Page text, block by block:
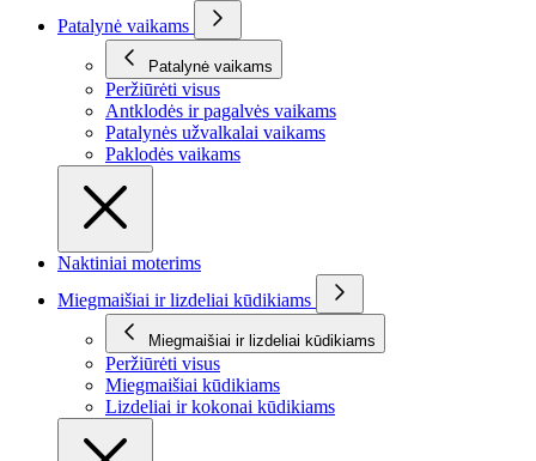
Patalynė vaikams
Patalynė vaikams
Peržiūrėti visus
Antklodės ir pagalvės vaikams
Patalynės užvalkalai vaikams
Paklodės vaikams
Naktiniai moterims
Miegmaišiai ir lizdeliai kūdikiams
Miegmaišiai ir lizdeliai kūdikiams
Peržiūrėti visus
Miegmaišiai kūdikiams
Lizdeliai ir kokonai kūdikiams